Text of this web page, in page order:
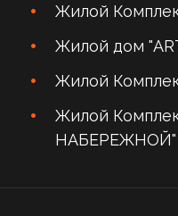
Жилой
Жилой дом
Жилой
Жилой
НАБЕРЕЖНОЙ"